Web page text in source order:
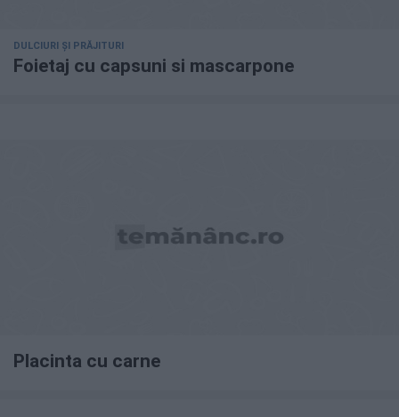
DULCIURI ȘI PRĂJITURI
Foietaj cu capsuni si mascarpone
Placinta cu carne